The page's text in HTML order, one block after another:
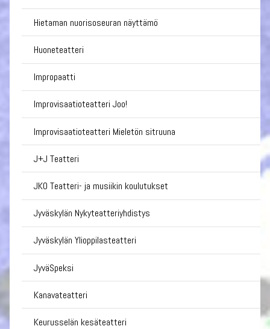
Hietaman nuorisoseuran näyttämö
Huoneteatteri
Impropaatti
Improvisaatioteatteri Joo!
Improvisaatioteatteri Mieletön sitruuna
J+J Teatteri
JKO Teatteri- ja musiikin koulutukset
Jyväskylän Nykyteatteriyhdistys
Jyväskylän Ylioppilasteatteri
JyväSpeksi
Kanavateatteri
Keurusselän kesäteatteri